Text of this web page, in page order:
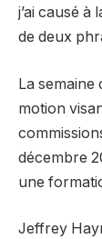
j’ai causé
de deux
La semaine
motion
décembre
une
Jeffrey